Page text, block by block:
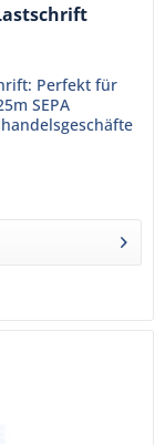
Perfekt für
SEPA